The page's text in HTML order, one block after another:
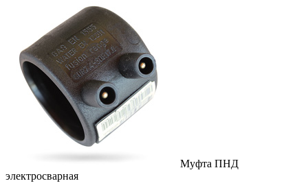
Муфта ПНД
электросварная